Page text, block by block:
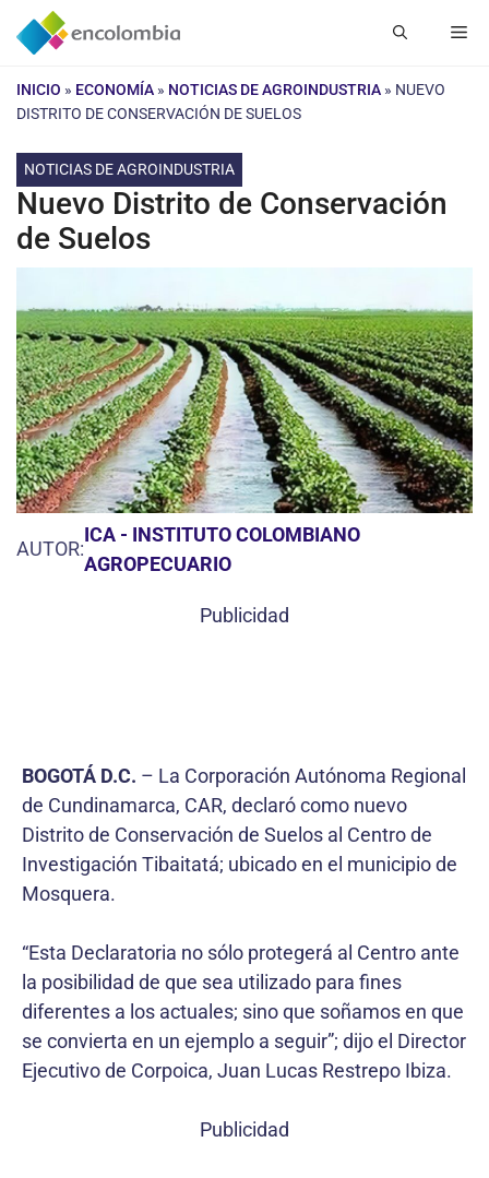
Saltar
INICIO » ECONOMÍA » NOTICIAS DE AGROINDUSTRIA » NUEVO
DISTRITO DE CONSERVACIÓN DE SUELOS
NOTICIAS DE AGROINDUSTRIA
Nuevo Distrito de Conservación
de Suelos
AUTOR:
ICA - INSTITUTO COLOMBIANO
AGROPECUARIO
Publicidad
BOGOTÁ D.C. – La Corporación Autónoma Regional
de Cundinamarca, CAR, declaró como nuevo
Distrito de Conservación de Suelos al Centro de
Investigación Tibaitatá; ubicado en el municipio de
Mosquera.
“Esta Declaratoria no sólo protegerá al Centro ante
la posibilidad de que sea utilizado para fines
diferentes a los actuales; sino que soñamos en que
se convierta en un ejemplo a seguir”; dijo el Director
Ejecutivo de Corpoica, Juan Lucas Restrepo Ibiza.
Publicidad